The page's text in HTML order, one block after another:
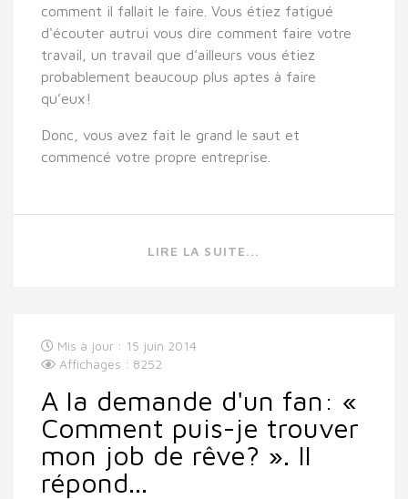
comment il fallait le faire. Vous étiez fatigué
d'écouter autrui vous dire comment faire votre
travail, un travail que d’ailleurs vous étiez
probablement beaucoup plus aptes à faire
qu’eux!
Donc, vous avez fait le grand le saut et
commencé votre propre entreprise.
LIRE LA SUITE...
Mis à jour : 15 juin 2014
Affichages : 8252
A la demande d'un fan: «
Comment puis-je trouver
mon job de rêve? ». Il
répond...